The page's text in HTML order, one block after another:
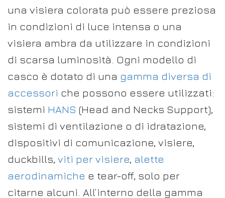
una visiera colorata può essere preziosa
in condizioni di luce intensa o una
visiera ambra da utilizzare in condizioni
di scarsa luminosità. Ogni modello di
casco è dotato di una gamma diversa di
accessori che possono essere utilizzati:
sistemi HANS (Head and Necks Support),
sistemi di ventilazione o di idratazione,
dispositivi di comunicazione, visiere,
duckbills, viti per visiere, alette
aerodinamiche e tear-off, solo per
citarne alcuni. All’interno della gamma